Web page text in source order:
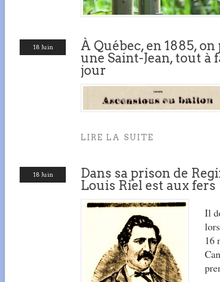
18 Juin
À Québec, en 1885,
une Saint-Jean, tout à
jour
LIRE LA SUITE
18 Juin
Dans sa prison de
Louis Riel est aux fers
Il
16